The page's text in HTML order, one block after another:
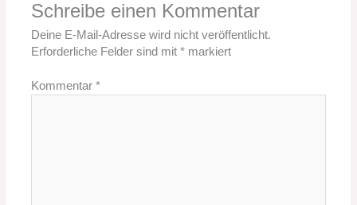
Schreibe einen Kommentar
Deine E-Mail-Adresse wird nicht veröffentlicht.
Erforderliche Felder sind mit* markiert
Kommentar*